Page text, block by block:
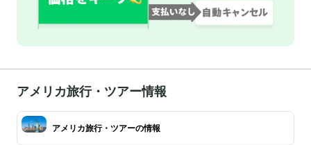
アメリカ旅行・ツアー情報
アメリカ旅行・ツアーの情報